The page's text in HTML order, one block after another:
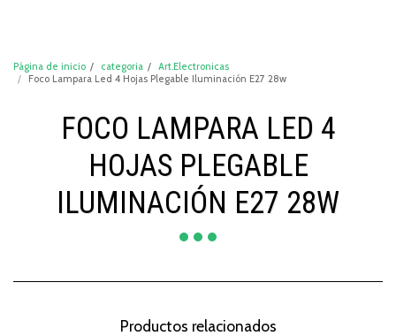
Página de inicio categoria
Art.Electronicas
Foco Lampara Led 4 Hojas Plegable Iluminación E27 28w
FOCO LAMPARA LED 4
HOJAS PLEGABLE
ILUMINACIÓN E27 28W
Productos relacionados